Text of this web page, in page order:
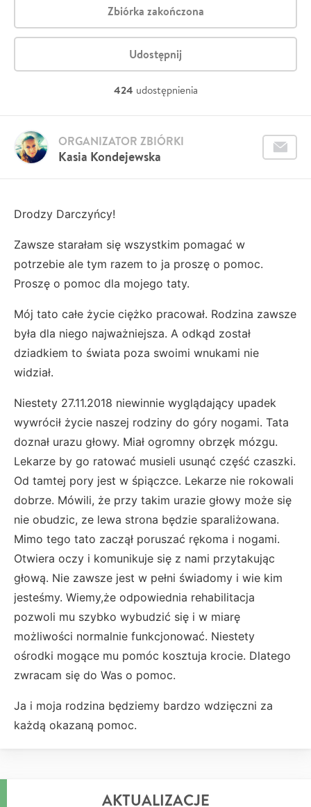
Zbiórka zakończona
Udostępnij
424 udostępnienia
Kasia Kondejewska
ORGANIZATOR ZBIÓRKI
Drodzy Darczyńcy!
Zawsze starałam się wszystkim pomagać w
potrzebie ale tym razem to ja proszę o pomoc.
Proszę o pomoc dla mojego taty.
Mój tato całe życie ciężko pracował. Rodzina zawsze
była dla niego najważniejsza. A odkąd został
dziadkiem to świata poza swoimi wnukami nie
widział.
Niestety 27.11.2018 niewinnie wyglądający upadek
wywrócił życie naszej rodziny do góry nogami. Tata
doznał urazu głowy. Miał ogromny obrzęk mózgu.
Lekarze by go ratować musieli usunąć część czaszki.
Od tamtej pory jest w śpiączce. Lekarze nie rokowali
dobrze. Mówili, że przy takim urazie głowy może się
nie obudzic, ze lewa strona będzie sparaliżowana.
Mimo tego tato zaczął poruszać rękoma i nogami.
Otwiera oczy i komunikuje się z nami przytakując
głową. Nie zawsze jest w pełni świadomy i wie kim
jesteśmy. Wiemy,że odpowiednia rehabilitacja
pozwoli mu szybko wybudzić się i w miarę
możliwości normalnie funkcjonować. Niestety
ośrodki mogące mu pomóc kosztuja krocie. Dlatego
zwracam się do Was o pomoc.
Ja i moja rodzina będziemy bardzo wdzięczni za
każdą okazaną pomoc.
AKTUALIZACJE